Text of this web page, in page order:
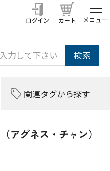
ログイン カート メニュー
関連タグから探す
（アグネス・チャン）